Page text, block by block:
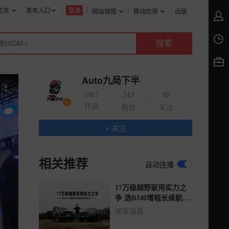
网站地图 移动应用 出版
登录
发布入口
京
Auto九局下半
1067
作品
513
粉丝
10
关注
+ 关注
相关推荐 自动连播
17万级越野家用实力之
争 选BJ40增程长续航版
还是钛7？
闻车话道